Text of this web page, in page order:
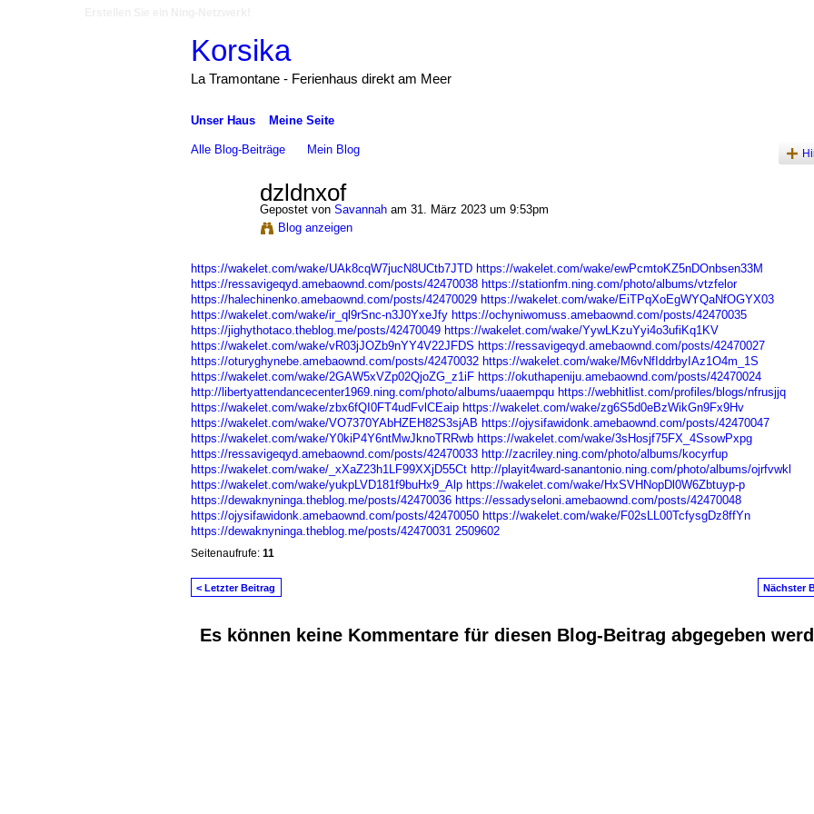
Korsika
La Tramontane - Ferienhaus direkt am Meer
Unser Haus Meine Seite
Alle Blog-Beiträge Mein Blog
dzldnxof
Gepostet von Savannaham 31. März 2023 um 9:53pm
Blog anzeigen
https://wakelet.com/wake/UAk8cqW7jucN8UCtb7JTD https://wakelet.com/wake/ewPcmtoKZ5nDOnbsen33M
https://ressavigeqyd.amebaownd.com/posts/42470038 https://stationfm.ning.com/photo/albums/vtzfelor
https://halechinenko.amebaownd.com/posts/42470029 https://wakelet.com/wake/EiTPqXoEgWYQaNfOGYX03
https://wakelet.com/wake/ir_ql9rSnc-n3J0YxeJfy https://ochyniwomuss.amebaownd.com/posts/42470035
https://jighythotaco.theblog.me/posts/42470049 https://wakelet.com/wake/YywLKzuYyi4o3ufiKq1KV
https://wakelet.com/wake/vR03jJOZb9nYY4V22JFDS https://ressavigeqyd.amebaownd.com/posts/42470027
https://oturyghynebe.amebaownd.com/posts/42470032 https://wakelet.com/wake/M6vNfIddrbyIAz1O4m_1S
https://wakelet.com/wake/2GAW5xVZp02QjoZG_z1iF https://okuthapeniju.amebaownd.com/posts/42470024
http://libertyattendancecenter1969.ning.com/photo/albums/uaaempqu https://webhitlist.com/profiles/blogs/nfrusjjq
https://wakelet.com/wake/zbx6fQI0FT4udFvlCEaip https://wakelet.com/wake/zg6S5d0eBzWikGn9Fx9Hv
https://wakelet.com/wake/VO7370YAbHZEH82S3sjAB https://ojysifawidonk.amebaownd.com/posts/42470047
https://wakelet.com/wake/Y0kiP4Y6ntMwJknoTRRwb https://wakelet.com/wake/3sHosjf75FX_4SsowPxpg
https://ressavigeqyd.amebaownd.com/posts/42470033 http://zacriley.ning.com/photo/albums/kocyrfup
https://wakelet.com/wake/_xXaZ23h1LF99XXjD55Ct http://playit4ward-sanantonio.ning.com/photo/albums/ojrfvwkl
https://wakelet.com/wake/yukpLVD181f9buHx9_Alp https://wakelet.com/wake/HxSVHNopDl0W6Zbtuyp-p
https://dewaknyninga.theblog.me/posts/42470036 https://essadyseloni.amebaownd.com/posts/42470048
https://ojysifawidonk.amebaownd.com/posts/42470050 https://wakelet.com/wake/F02sLL00TcfysgDz8ffYn
https://dewaknyninga.theblog.me/posts/42470031 2509602
Seitenaufrufe: 11
< Letzter Beitrag Nächster
Es können keine Kommentare für diesen Blog-Beitrag abgegeben